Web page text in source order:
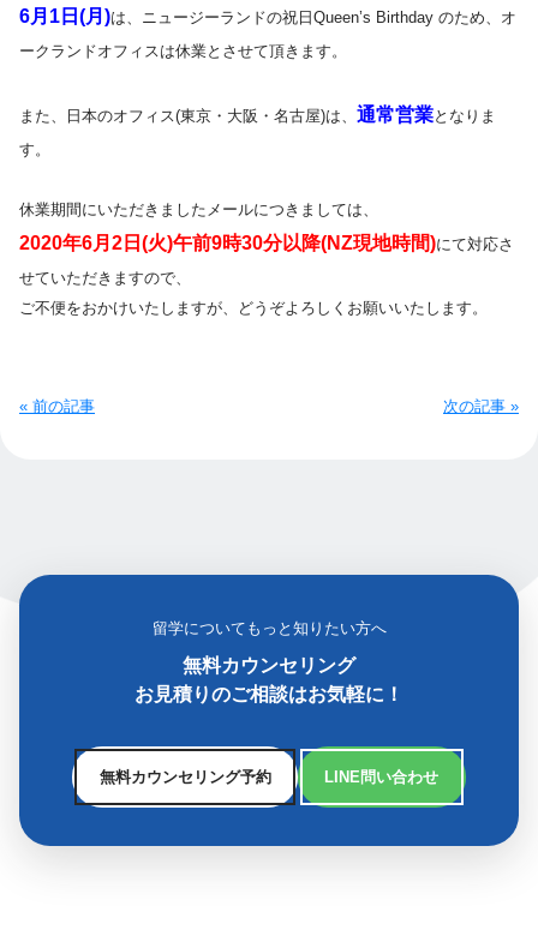
6月1日(月)は、ニュージーランドの祝日Queen’s Birthday のため、オ
ークランドオフィスは休業とさせて頂きます。
また、日本のオフィス(東京・大阪・名古屋)は、 通常営業となりま
す。
休業期間にいただきましたメールにつきましては、
2020年6月2日(火)午前9時30分以降(NZ現地時間)にて対応さ
せていただきますので、
ご不便をおかけいたしますが、どうぞよろしくお願いいたします。
« 前の記事 次の記事 »
留学についてもっと知りたい方へ
無料カウンセリング
お見積りのご相談はお気軽に！
無料カウンセリング予約 LINE問い合わせ